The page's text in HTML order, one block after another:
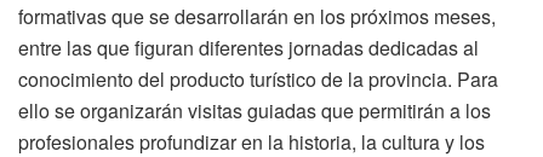
formativas que se desarrollarán en los próximos meses,
entre las que figuran diferentes jornadas dedicadas al
conocimiento del producto turístico de la provincia. Para
ello se organizarán visitas guiadas que permitirán a los
profesionales profundizar en la historia, la cultura y los